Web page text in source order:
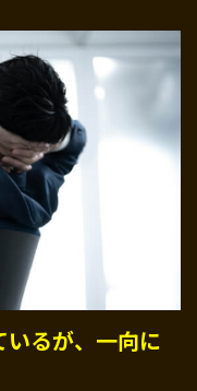
るが、一向に